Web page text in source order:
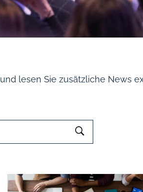
und lesen Sie zusätzliche News